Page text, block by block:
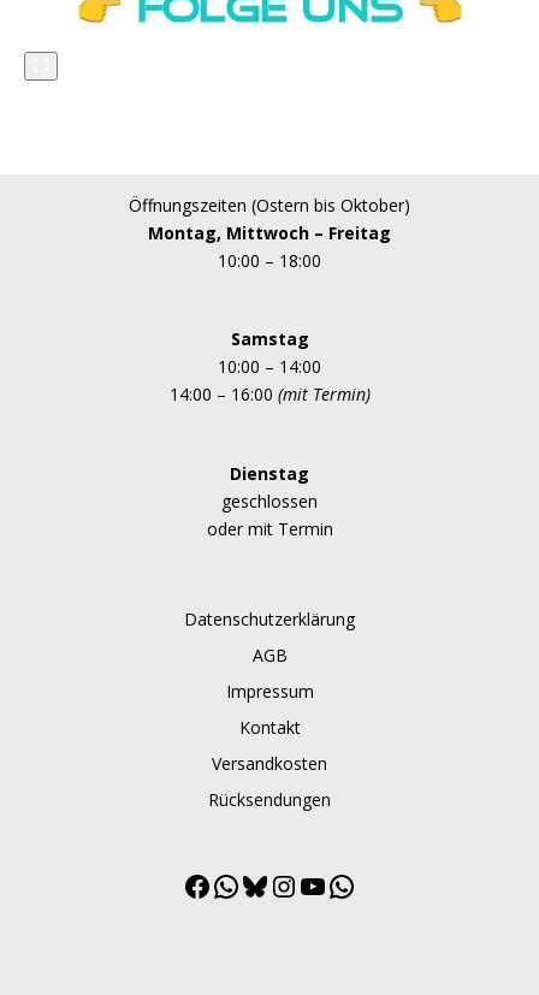
Öffnungszeiten (Ostern bis Oktober)
Montag, Mittwoch – Freitag
10:00 – 18:00
Samstag
10:00 – 14:00
14:00 – 16:00 (mit Termin)
Dienstag
geschlossen
oder mit Termin
Datenschutzerklärung
AGB
Impressum
Kontakt
Versandkosten
Rücksendungen
Facebook
WhatsApp
BlueskyInstagram
YouTube